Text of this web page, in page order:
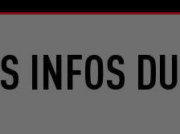
INFOS